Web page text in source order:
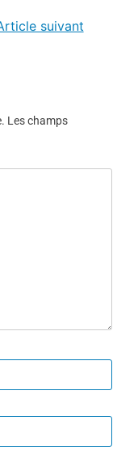
suivant
Les champs